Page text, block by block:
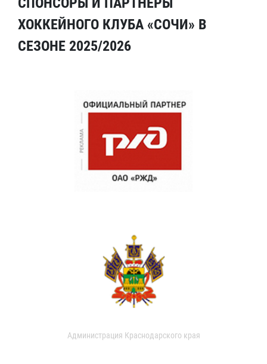
ХОККЕЙНОГО КЛУБА «СОЧИ» В
СЕЗОНЕ 2025/2026
Администрация Краснодарского края